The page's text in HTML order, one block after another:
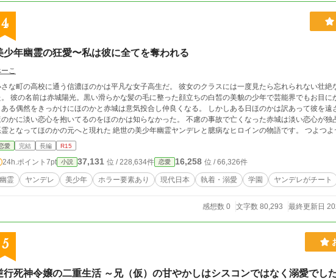
4
少年幽霊の狂愛〜私は彼に全てを奪われる
こ
な町の高校に通う信濃ほのかは平凡な女子高生だ。 彼女のクラスには一度見たら忘れられない壮絶
彼の名前は赤城陽光。黒い滑らかな髪の毛に整った顔立ちの白皙の美貌の少年で芸能界でもお目に
る偶然をきっかけにほのかと赤城は意気投合し仲良くなる。 しかしある日ほのかは訳あって彼を遠
に淡い恋心を抱いてるのをほのかは知らなかった。 不慮の事故で亡くなった赤城は淡い恋心が独占欲と執着心に塗れてしまい
ってほのかの元へと現れた 絶世の美少年幽霊ヤンデレと臆病なヒロインの物語です。 つよつよヤンデレに何もかも奪われて
を引っ掻き回される連作短編です
愛 完結 長編 R15
24h.ポイント 7pt 小説 37,131 位 / 228,634件 恋愛 16,258 位 / 66,326件
幽霊 ヤンデレ 美少年 ホラー要素あり 現代日本 執着・溺愛 学園 ヤンデレがチート
感想数 0 文字数 80,293 最終更新日
5
行死神令嬢の二重生活 ～兄（仮）の甘やかしはシスコンではなく溺愛でし